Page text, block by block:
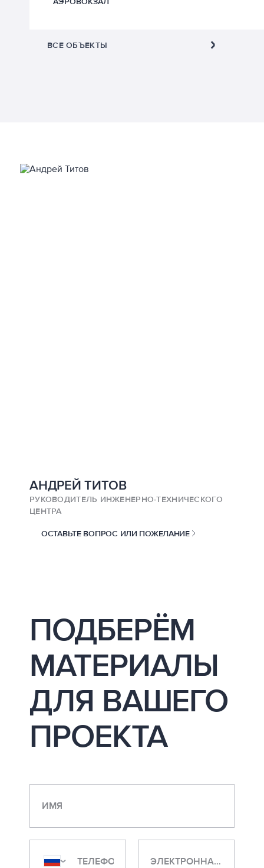
ВСЕ ОБЪЕКТЫ
АНДРЕЙ ТИТОВ
РУКОВОДИТЕЛЬ ИНЖЕНЕРНО-ТЕХНИЧЕСКОГО
ЦЕНТРА
ОСТАВЬТЕ ВОПРОС ИЛИ ПОЖЕЛАНИЕ
ПОДБЕРЁМ
МАТЕРИАЛЫ
ДЛЯ ВАШЕГО
ПРОЕКТА
ИМЯ
ЭЛЕКТРОННАЯ ПОЧТА